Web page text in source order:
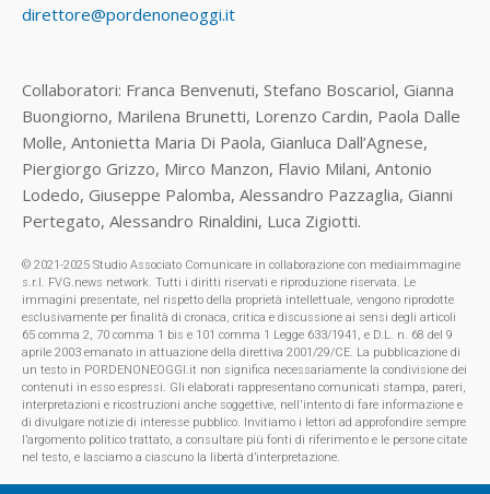
direttore@pordenoneoggi.it
Collaboratori: Franca Benvenuti, Stefano Boscariol, Gianna
Buongiorno, Marilena Brunetti, Lorenzo Cardin, Paola Dalle
Molle, Antonietta Maria Di Paola, Gianluca Dall’Agnese,
Piergiorgo Grizzo, Mirco Manzon, Flavio Milani, Antonio
Lodedo, Giuseppe Palomba, Alessandro Pazzaglia, Gianni
Pertegato, Alessandro Rinaldini, Luca Zigiotti.
© 2021-2025 Studio Associato Comunicare in collaborazione con mediaimmagine
s.r.l. FVG.news network. Tutti i diritti riservati e riproduzione riservata. Le
immagini presentate, nel rispetto della proprietà intellettuale, vengono riprodotte
esclusivamente per finalità di cronaca, critica e discussione ai sensi degli articoli
65 comma 2, 70 comma 1 bis e 101 comma 1 Legge 633/1941, e D.L. n. 68 del 9
aprile 2003 emanato in attuazione della direttiva 2001/29/CE. La pubblicazione di
un testo in PORDENONEOGGI.it non significa necessariamente la condivisione dei
contenuti in esso espressi. Gli elaborati rappresentano comunicati stampa, pareri,
interpretazioni e ricostruzioni anche soggettive, nell'intento di fare informazione e
di divulgare notizie di interesse pubblico. Invitiamo i lettori ad approfondire sempre
l’argomento politico trattato, a consultare più fonti di riferimento e le persone citate
nel testo, e lasciamo a ciascuno la libertà d’interpretazione.